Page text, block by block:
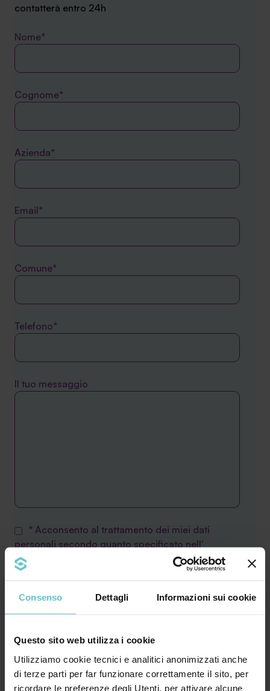
Consenso Dettagli Informazioni sui cookie
Questo sito web utilizza i cookie
Utilizziamo cookie tecnici e analitici anonimizzati anche
di terze parti per far funzionare correttamente il sito, per
ricordare le preferenze degli Utenti. per attivare alcune
contatterà entro 24h
Nome*
Cognome*
Azienda*
Email*
Comune*
Telefono*
Il tuo messaggio
* Acconsento al trattamento dei miei dati
personali secondo quanto specificato nell'
informativa
Desidero inoltre ricevere la Newsletter di
Agevola Srl sulla finanza agevolata e acconsento
nell'Informativa privacy